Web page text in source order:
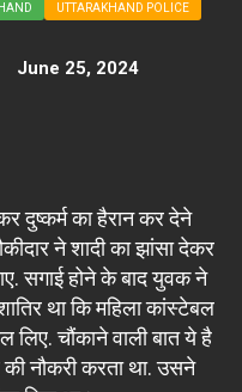
UTTARAKHAND POLICE
June 25, 2024
दुष्कर्म का हैरान कर देने
ने शादी का झांसा देकर
सगाई होने के बाद युवक ने
था कि महिला कांस्टेबल
चौंकाने वाली बात ये है
की नौकरी करता था. उसने